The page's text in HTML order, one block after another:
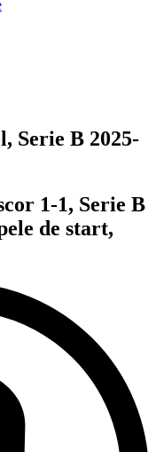
Serie B 2025-
1-1, Serie B
de start,